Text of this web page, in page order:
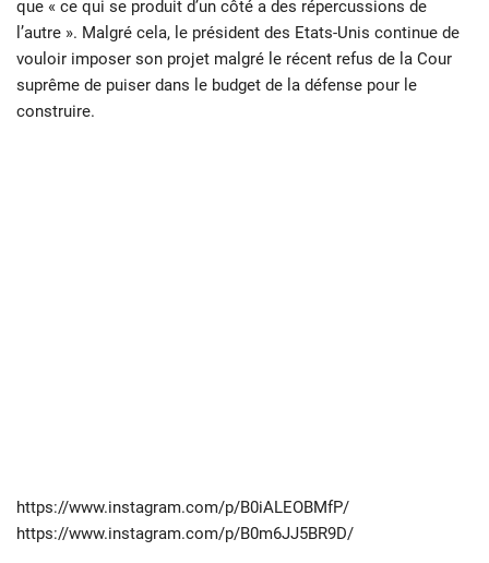
que « ce qui se produit d’un côté a des répercussions de
l’autre ». Malgré cela, le président des Etats-Unis continue de
vouloir imposer son projet malgré le récent refus de la Cour
suprême de puiser dans le budget de la défense pour le
construire.
https://www.instagram.com/p/B0iALEOBMfP/
https://www.instagram.com/p/B0m6JJ5BR9D/